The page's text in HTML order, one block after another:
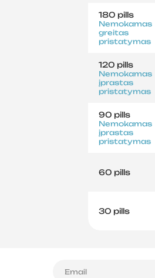
180 pills
Nemokamas
greitas
pristatymas
120 pills
Nemokamas
įprastas
pristatymas
90 pills
Nemokamas
įprastas
pristatymas
60 pills
30 pills